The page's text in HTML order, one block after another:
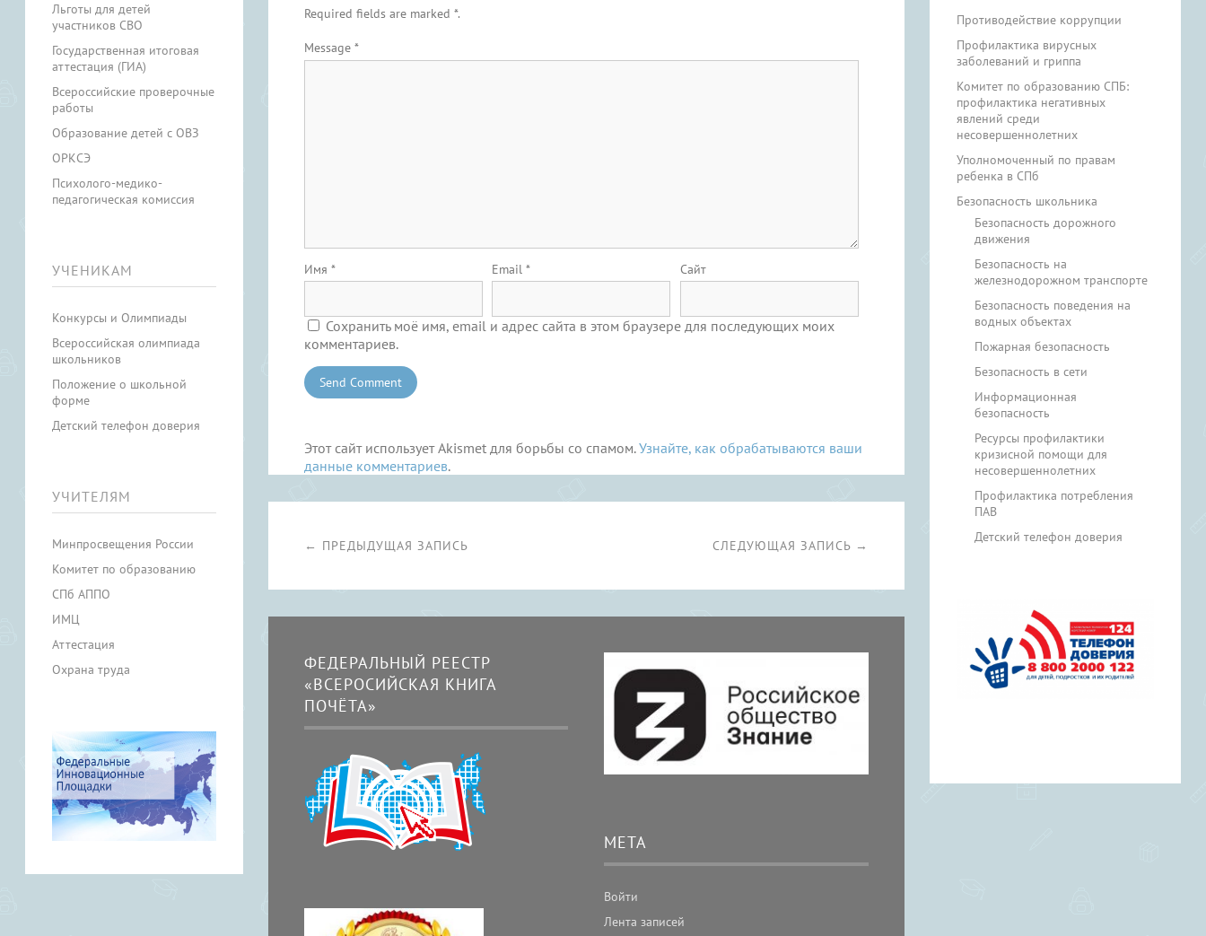
Льготы для детей
участников СВО
Государственная итоговая
аттестация (ГИА)
Всероссийские проверочные
работы
Образование детей с ОВЗ
ОРКСЭ
Психолого-медико-
педагогическая комиссия
УЧЕНИКАМ
Конкурсы и Олимпиады
Всероссийская олимпиада
школьников
Положение о школьной
форме
Детский телефон доверия
УЧИТЕЛЯМ
Минпросвещения России
Комитет по образованию
СПб АППО
ИМЦ
Аттестация
Охрана труда
Required fields are marked *.
Message *
Имя * Email* Сайт
Сохранить моё имя, email и адрес сайта в этом браузере для последующих моих
комментариев.
Этот сайт использует Akismet для борьбы со спамом.Узнайте, как обрабатываются ваши
данные комментариев.
СЛЕДУЮЩАЯ ЗАПИСЬ →
← ПРЕДЫДУЩАЯ ЗАПИСЬ
ФЕДЕРАЛЬНЫЙ РЕЕСТР
«ВСЕРОСИЙСКАЯ КНИГА
ПОЧЁТА»
МЕТА
Войти
Лента записей
Противодействие коррупции
Профилактика вирусных
заболеваний и гриппа
Комитет по образованию СПБ:
профилактика негативных
явлений среди
несовершеннолетних
Уполномоченный по правам
ребенка в СПб
Безопасность школьника
Безопасность дорожного
движения
Безопасность на
железнодорожном транспорте
Безопасность поведения на
водных объектах
Пожарная безопасность
Безопасность в сети
Информационная
безопасность
Ресурсы профилактики
кризисной помощи для
несовершеннолетних
Профилактика потребления
ПАВ
Детский телефон доверия